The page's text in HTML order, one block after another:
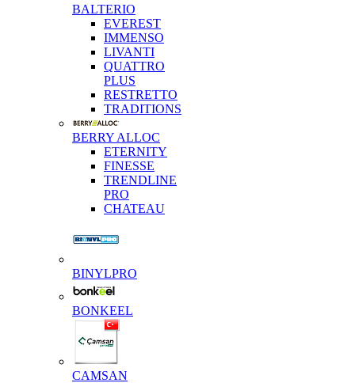
BALTERIO
EVEREST
IMMENSO
LIVANTI
QUATTRO
PLUS
RESTRETTO
TRADITIONS
BERRY ALLOC
ETERNITY
FINESSE
TRENDLINE
PRO
CHATEAU
BINYLPRO
BONKEEL
CAMSAN